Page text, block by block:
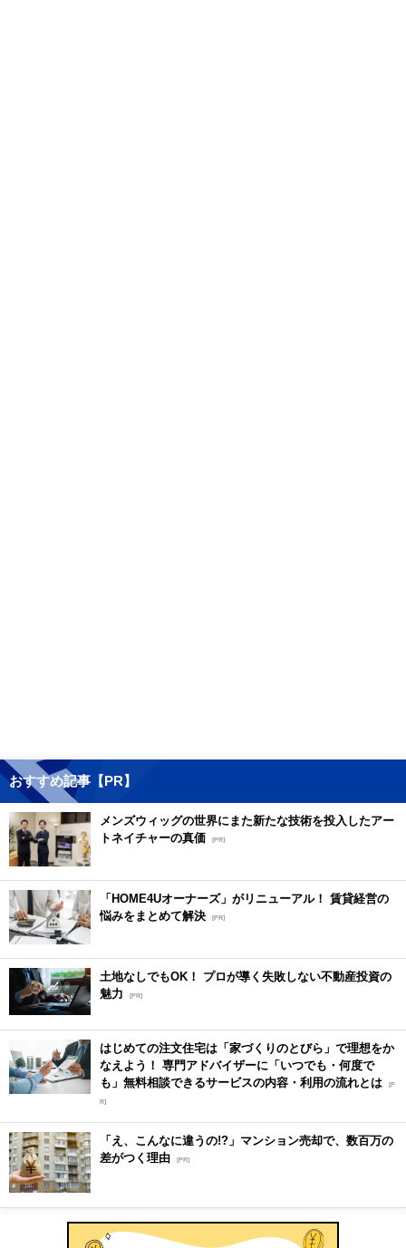
おすすめ記事【PR】
メンズウィッグの世界にまた新たな技術を投入したアー
トネイチャーの真価 [PR]
「HOME4Uオーナーズ」がリニューアル！ 賃貸経営の
悩みをまとめて解決 [PR]
土地なしでもOK！ プロが導く失敗しない不動産投資の
魅力
[PR]
はじめての注文住宅は「家づくりのとびら」で理想をか
なえよう！ 専門アドバイザーに「いつでも・何度で
も」無料相談できるサービスの内容・利用の流れとは [P
R]
「え、こんなに違うの!?」マンション売却で、数百万の
差がつく理由 [PR]